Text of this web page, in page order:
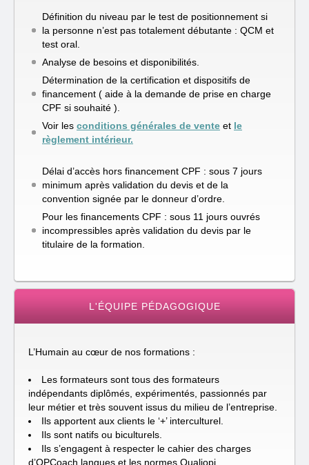
Définition du niveau par le test de positionnement si
la personne n’est pas totalement débutante : QCM et
test oral.
Analyse de besoins et disponibilités.
Détermination de la certification et dispositifs de
financement ( aide à la demande de prise en charge
CPF si souhaité ).
Voir les conditions générales de vente et le
règlement intérieur.
Délai d’accès hors financement CPF : sous 7 jours
minimum après validation du devis et de la
convention signée par le donneur d’ordre.
Pour les financements CPF : sous 11 jours ouvrés
incompressibles après validation du devis par le
titulaire de la formation.
L'ÉQUIPE PÉDAGOGIQUE
L’Humain au cœur de nos formations :
Les formateurs sont tous des formateurs
indépendants diplômés, expérimentés, passionnés par
leur métier et très souvent issus du milieu de l’entreprise.
Ils apportent aux clients le ‘+’ interculturel.
Ils sont natifs ou biculturels.
Ils s’engagent à respecter le cahier des charges
d’OPCoach langues et les normes Qualiopi.